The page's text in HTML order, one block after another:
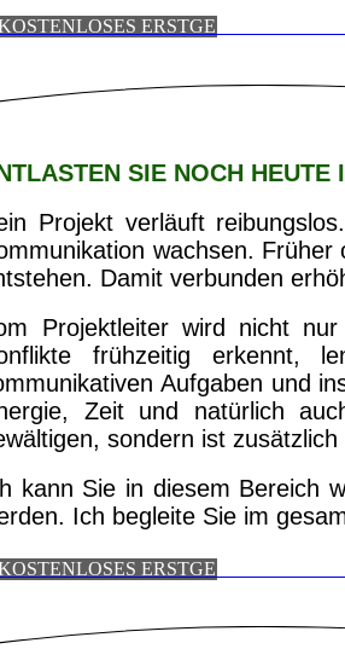
ERSTGESPRÄCH
SIE NOCH
Projekt verläuft
wachsen.
Damit verbunden
Projektleiter wird nicht
frühzeitig erkennt,
Aufgaben und
Zeit und natürlich
sondern ist
kann Sie in diesem Bereich
Ich begleite Sie im
ERSTGESPRÄCH